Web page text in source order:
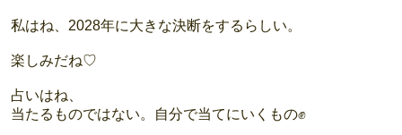
私はね、2028年に大きな決断をするらしい。
楽しみだね♡
占いはね、
当たるものではない。自分で当てにいくもの✊️